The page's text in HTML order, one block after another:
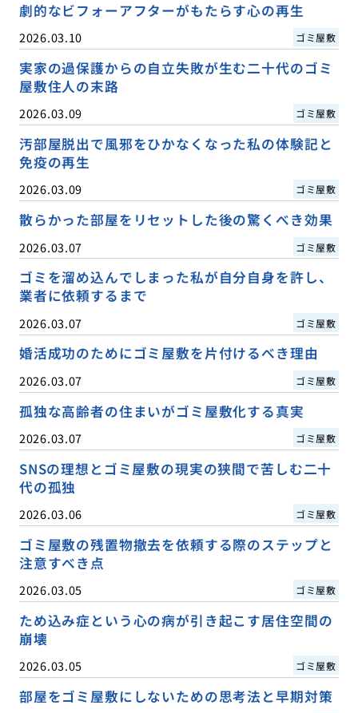
劇的なビフォーアフターがもたらす心の再生
2026.03.10 ゴミ屋敷
実家の過保護からの自立失敗が生む二十代のゴミ
屋敷住人の末路
2026.03.09 ゴミ屋敷
汚部屋脱出で風邪をひかなくなった私の体験記と
免疫の再生
2026.03.09 ゴミ屋敷
散らかった部屋をリセットした後の驚くべき効果
2026.03.07 ゴミ屋敷
ゴミを溜め込んでしまった私が自分自身を許し、
業者に依頼するまで
2026.03.07 ゴミ屋敷
婚活成功のためにゴミ屋敷を片付けるべき理由
2026.03.07 ゴミ屋敷
孤独な高齢者の住まいがゴミ屋敷化する真実
2026.03.07 ゴミ屋敷
SNSの理想とゴミ屋敷の現実の狭間で苦しむ二十
代の孤独
2026.03.06 ゴミ屋敷
ゴミ屋敷の残置物撤去を依頼する際のステップと
注意すべき点
2026.03.05 ゴミ屋敷
ため込み症という心の病が引き起こす居住空間の
崩壊
2026.03.05 ゴミ屋敷
部屋をゴミ屋敷にしないための思考法と早期対策